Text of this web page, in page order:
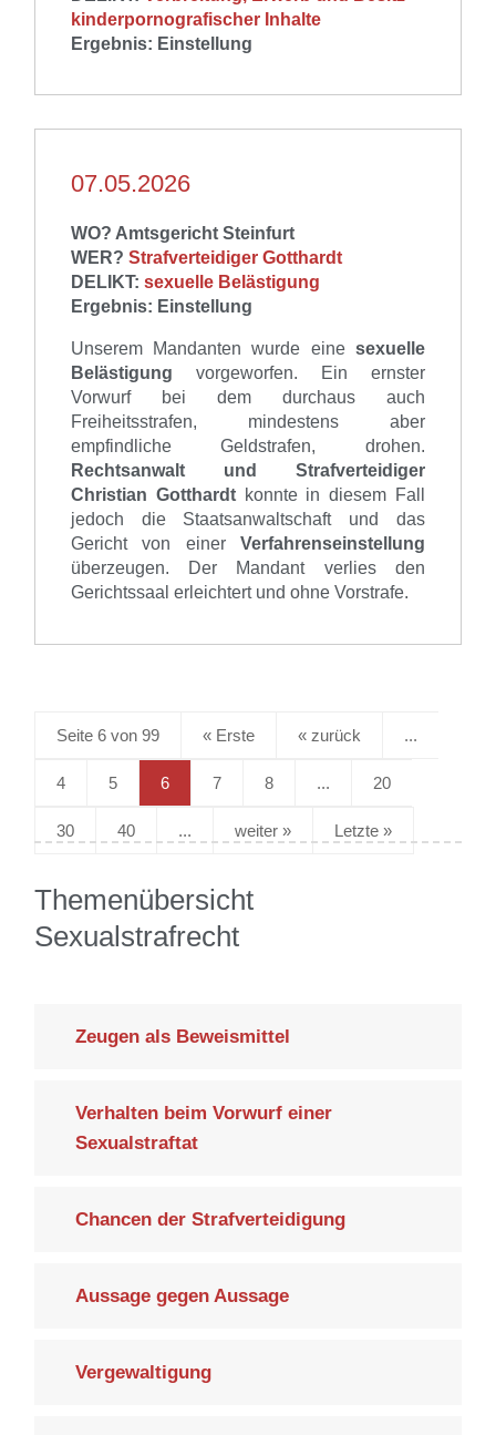
kinderpornografischer Inhalte
Ergebnis: Einstellung
07.05.2026
WO? Amtsgericht Steinfurt
WER?Strafverteidiger Gotthardt
DELIKT:sexuelle Belästigung
Ergebnis: Einstellung
Unserem Mandanten wurde eine sexuelle
Belästigung vorgeworfen. Ein ernster
Vorwurf bei dem durchaus auch
Freiheitsstrafen, mindestens aber
empfindliche Geldstrafen, drohen.
Rechtsanwalt und Strafverteidiger
Christian Gotthardtkonnte in diesem Fall
jedoch die Staatsanwaltschaft und das
Gericht von einer Verfahrenseinstellung
überzeugen. Der Mandant verlies den
Gerichtssaal erleichtert und ohne Vorstrafe.
Seite 6 von 99 « Erste « ...
4 5 6 7 8 ... 20
30 40 ... » Letzte »
Themenübersicht
Sexualstrafrecht
Zeugen als Beweismittel
Verhalten beim Vorwurf einer
Sexualstraftat
Chancen der Strafverteidigung
Aussage gegen Aussage
Vergewaltigung